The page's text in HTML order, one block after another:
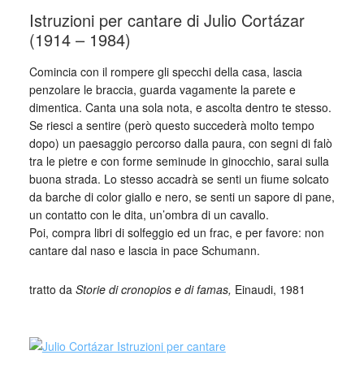
Istruzioni per cantare di Julio Cortázar
(1914 – 1984)
Comincia con il rompere gli specchi della casa, lascia
penzolare le braccia, guarda vagamente la parete e
dimentica. Canta una sola nota, e ascolta dentro te stesso.
Se riesci a sentire (però questo succederà molto tempo
dopo) un paesaggio percorso dalla paura, con segni di falò
tra le pietre e con forme seminude in ginocchio, sarai sulla
buona strada. Lo stesso accadrà se senti un fiume solcato
da barche di color giallo e nero, se senti un sapore di pane,
un contatto con le dita, un’ombra di un cavallo.
Poi, compra libri di solfeggio ed un frac, e per favore: non
cantare dal naso e lascia in pace Schumann.
tratto da Storie di cronopios e di famas, Einaudi, 1981